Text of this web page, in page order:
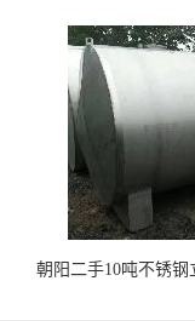
朝阳二手10吨不锈